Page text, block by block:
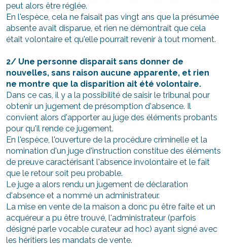
peut alors être réglée.
En l'espèce, cela ne faisait pas vingt ans que la présumée
absente avait disparue, et rien ne démontrait que cela
était volontaire et qu'elle pourrait revenir à tout moment.
2/ Une personne disparait sans donner de
nouvelles, sans raison aucune apparente, et rien
ne montre que la disparition ait été volontaire.
Dans ce cas, il y a la possibilité de saisir le tribunal pour
obtenir un jugement de présomption d'absence. Il
convient alors d'apporter au juge des éléments probants
pour qu'il rende ce jugement.
En l'espèce, l'ouverture de la procédure criminelle et la
nomination d'un juge d'instruction constitue des éléments
de preuve caractérisant l'absence involontaire et le fait
que le retour soit peu probable.
Le juge a alors rendu un jugement de déclaration
d'absence et a nommé un administrateur.
La mise en vente de la maison a donc pu être faite et un
acquéreur a pu être trouvé, l'administrateur (parfois
désigné parle vocable curateur ad hoc) ayant signé avec
les héritiers les mandats de vente.